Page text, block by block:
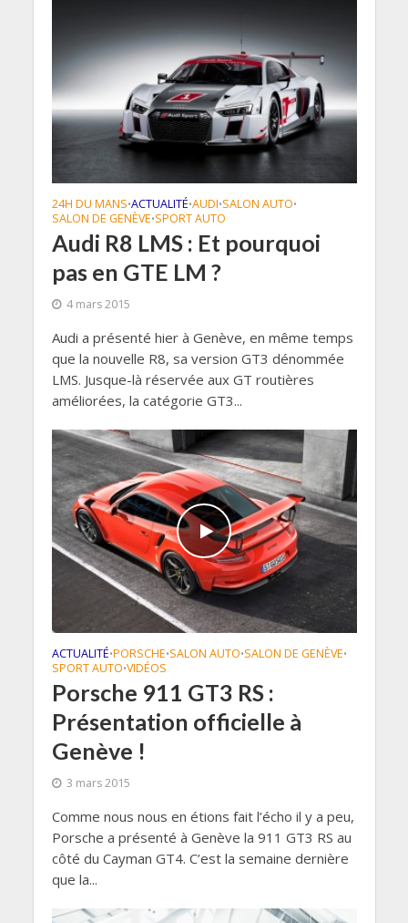
24H DU MANS•ACTUALITÉ•AUDI•SALON AUTO•
SALON DE GENÈVE•SPORT AUTO
Audi R8 LMS : Et pourquoi
pas en GTE LM ?
4 mars 2015
Audi a présenté hier à Genève, en même temps
que la nouvelle R8, sa version GT3 dénommée
LMS. Jusque-là réservée aux GT routières
améliorées, la catégorie GT3...
ACTUALITÉ•PORSCHE•SALON AUTO•SALON DE GENÈVE•
SPORT AUTO•VIDÉOS
Porsche 911 GT3 RS :
Présentation officielle à
Genève !
3 mars 2015
Comme nous nous en étions fait l’écho il y a peu,
Porsche a présenté à Genève la 911 GT3 RS au
côté du Cayman GT4. C’est la semaine dernière
que la...